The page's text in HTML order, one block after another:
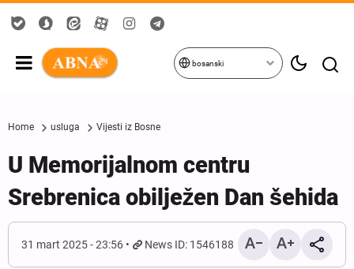
bosanski
Home usluga Vijesti iz Bosne
U Memorijalnom centru
Srebrenica obilježen Dan šehida
31 mart 2025 - 23:56 News ID: 1546188